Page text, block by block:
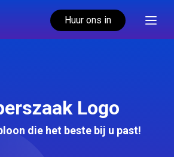
Huur ons in
Logo
die het beste bij u past!